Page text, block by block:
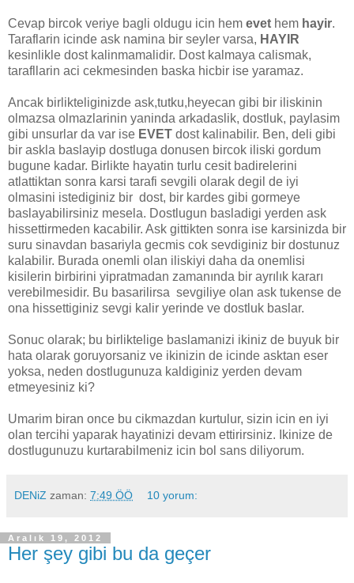
Cevap bircok veriye bagli oldugu icin hem evet hem hayir.
Taraflarin icinde ask namina bir seyler varsa, HAYIR
kesinlikle dost kalinmamalidir. Dost kalmaya calismak,
tarafllarin aci cekmesinden baska hicbir ise yaramaz.
Ancak birlikteliginizde ask,tutku,heyecan gibi bir iliskinin
olmazsa olmazlarinin yaninda arkadaslik, dostluk, paylasim
gibi unsurlar da var ise EVET dost kalinabilir. Ben, deli gibi
bir askla baslayip dostluga donusen bircok iliski gordum
bugune kadar. Birlikte hayatin turlu cesit badirelerini
atlattiktan sonra karsi tarafi sevgili olarak degil de iyi
olmasini istediginiz bir dost, bir kardes gibi gormeye
baslayabilirsiniz mesela. Dostlugun basladigi yerden ask
hissettirmeden kacabilir. Ask gittikten sonra ise karsinizda bir
suru sinavdan basariyla gecmis cok sevdiginiz bir dostunuz
kalabilir. Burada onemli olan iliskiyi daha da onemlisi
kisilerin birbirini yipratmadan zamanında bir ayrılık kararı
verebilmesidir. Bu basarilirsa sevgiliye olan ask tukense de
ona hissettiginiz sevgi kalir yerinde ve dostluk baslar.
Sonuc olarak; bu birliktelige baslamanizi ikiniz de buyuk bir
hata olarak goruyorsaniz ve ikinizin de icinde asktan eser
yoksa, neden dostlugunuza kaldiginiz yerden devam
etmeyesiniz ki?
Umarim biran once bu cikmazdan kurtulur, sizin icin en iyi
olan tercihi yaparak hayatinizi devam ettirirsiniz. Ikinize de
dostlugunuzu kurtarabilmeniz icin bol sans diliyorum.
DENiZ zaman: 7:49 ÖÖ 10 yorum:
Aralık 19, 2012
Her şey gibi bu da geçer